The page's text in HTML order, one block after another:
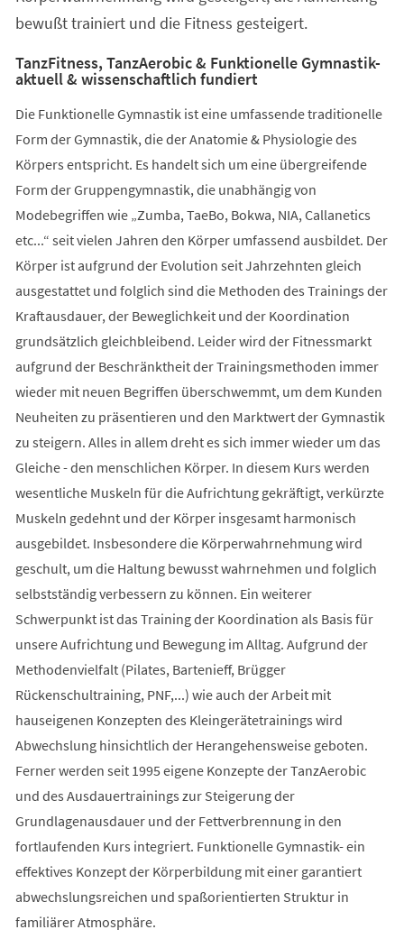
bewußt trainiert und die Fitness gesteigert.
TanzFitness, TanzAerobic & Funktionelle Gymnastik-
aktuell & wissenschaftlich fundiert
Die Funktionelle Gymnastik ist eine umfassende traditionelle
Form der Gymnastik, die der Anatomie & Physiologie des
Körpers entspricht. Es handelt sich um eine übergreifende
Form der Gruppengymnastik, die unabhängig von
Modebegriffen wie „Zumba, TaeBo, Bokwa, NIA, Callanetics
etc...“ seit vielen Jahren den Körper umfassend ausbildet. Der
Körper ist aufgrund der Evolution seit Jahrzehnten gleich
ausgestattet und folglich sind die Methoden des Trainings der
Kraftausdauer, der Beweglichkeit und der Koordination
grundsätzlich gleichbleibend. Leider wird der Fitnessmarkt
aufgrund der Beschränktheit der Trainingsmethoden immer
wieder mit neuen Begriffen überschwemmt, um dem Kunden
Neuheiten zu präsentieren und den Marktwert der Gymnastik
zu steigern. Alles in allem dreht es sich immer wieder um das
Gleiche - den menschlichen Körper. In diesem Kurs werden
wesentliche Muskeln für die Aufrichtung gekräftigt, verkürzte
Muskeln gedehnt und der Körper insgesamt harmonisch
ausgebildet. Insbesondere die Körperwahrnehmung wird
geschult, um die Haltung bewusst wahrnehmen und folglich
selbstständig verbessern zu können. Ein weiterer
Schwerpunkt ist das Training der Koordination als Basis für
unsere Aufrichtung und Bewegung im Alltag. Aufgrund der
Methodenvielfalt (Pilates, Bartenieff, Brügger
Rückenschultraining, PNF,...) wie auch der Arbeit mit
hauseigenen Konzepten des Kleingerätetrainings wird
Abwechslung hinsichtlich der Herangehensweise geboten.
Ferner werden seit 1995 eigene Konzepte der TanzAerobic
und des Ausdauertrainings zur Steigerung der
Grundlagenausdauer und der Fettverbrennung in den
fortlaufenden Kurs integriert. Funktionelle Gymnastik- ein
effektives Konzept der Körperbildung mit einer garantiert
abwechslungsreichen und spaßorientierten Struktur in
familiärer Atmosphäre.